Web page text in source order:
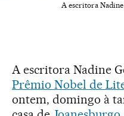
A escritora Nadine
A escritora Nadine
Prêmio Nobel de
ontem, domingo à